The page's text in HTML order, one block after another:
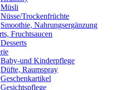
Müsli
Nüsse/Trockenfrüchte
Smoothie, Nahrungsergänzung
Fruchtsaucen
Desserts
Baby-und Kinderpflege
Düfte, Raumspray
Geschenkartikel
Gesichtspflege